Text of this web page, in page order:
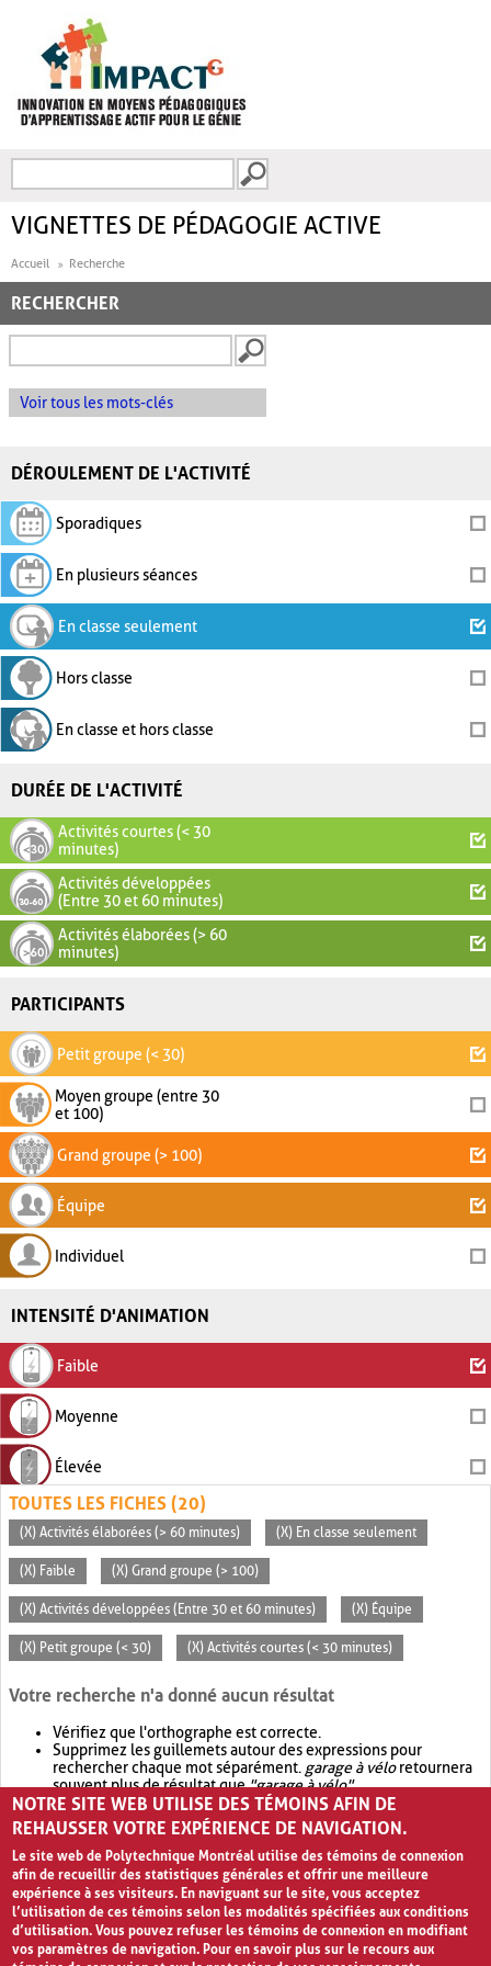
FORMULAIRE DE
VIGNETTES DE PÉDAGOGIE ACTIVE
Accueil Recherche
RECHERCHER
Voir tous les mots-clés
DÉROULEMENT DE L'ACTIVITÉ
Sporadiques
En plusieurs séances
En classe seulement
Hors classe
En classe et hors classe
DURÉE DE L'ACTIVITÉ
Activités courtes (< 30
minutes)
Activités développées
(Entre 30 et 60 minutes)
Activités élaborées (> 60
minutes)
PARTICIPANTS
Petit groupe (< 30)
Moyen groupe (entre 30
et 100)
Grand groupe (> 100)
Équipe
Individuel
INTENSITÉ D'ANIMATION
Faible
Moyenne
Élevée
TOUTES LES FICHES (20)
(X) Activités élaborées (> 60 minutes) (X) En classe seulement
(X) Faible (X) Grand groupe (> 100)
(X) Activités développées (Entre 30 et 60 minutes) (X) Équipe
(X) Petit groupe (< 30) (X) Activités courtes (< 30 minutes)
Votre recherche n'a donné aucun résultat
Vérifiez que l'orthographe est correcte.
Supprimez les guillemets autour des expressions pour
rechercher chaque mot séparément. garage à véloretournera
souvent plus de résultat que"garage à vélo".
Envisagez d'élargir votre recherche avec OR.garage OR vélo
retournera souvent plus de résultat quegarage à vélo
NOTRE SITE WEB UTILISE DES TÉMOINS AFIN DE
REHAUSSER VOTRE EXPÉRIENCE DE NAVIGATION.
Le site web de Polytechnique Montréal utilise des témoins de connexion
afin de recueillir des statistiques générales et offrir une meilleure
expérience à ses visiteurs. En naviguant sur le site, vous acceptez
l’utilisation de ces témoins selon les modalités spécifiées aux conditions
d’utilisation. Vous pouvez refuser les témoins de connexion en modifiant
vos paramètres de navigation. Pour en savoir plus sur le recours aux